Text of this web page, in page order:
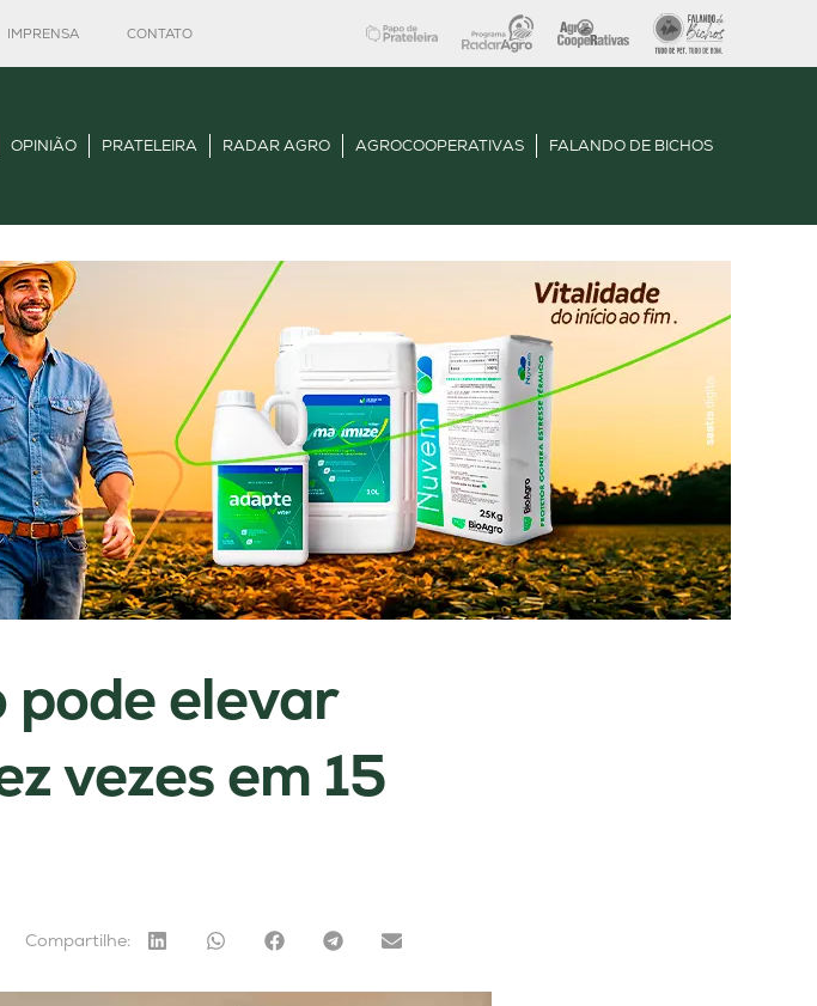
IMPRENSA CONTATO
OPINIÃO PRATELEIRA RADAR AGRO AGROCOOPERATIVAS FALANDO DE BICHOS
pode elevar
vezes em 15
Compartilhe: